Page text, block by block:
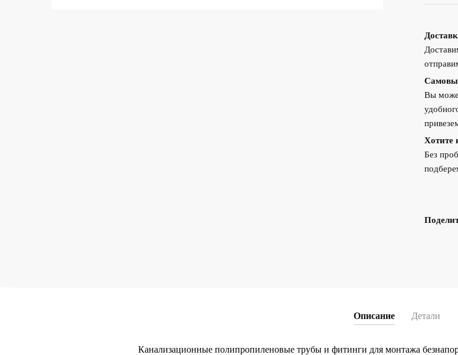
Вы
Хотите
Без
Описание Детали
Канализационные полипропиленовые трубы и фитинги для монтажа